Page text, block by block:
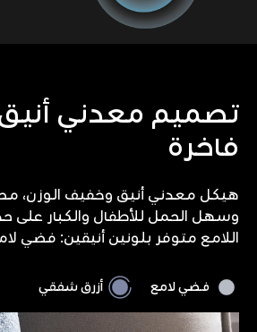
تصميم معدني أنيق
فاخرة
هيكل معدني أنيق وخفيف الوزن،
وسهل الحمل للأطفال والكبار على
اللامع متوفر بلونين أنيقين: فضي
فضي لامع أزرق شفقي